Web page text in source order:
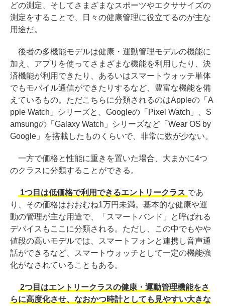
どの測定、そしてさまざまなスポーツやエクササイズの
測定をすることで、日々の健康管理に役立てるのが主な
用途だ。
後者の多機能モデルは健康・運動管理モデルの機能に
加え、アプリを使ってさまざまな機能を利用したり、決
済機能が利用できたり、あるいはスマートウォッチ単体
でもモバイル通信ができたりするなど、豊富な機能を備
えているもの。ただこちらに分類されるのはAppleの「A
pple Watch」シリーズと、Googleの「Pixel Watch」、S
amsungの「Galaxy Watch」シリーズなど「Wear OS by
Google」を搭載したものくらいで、非常に数が少ない。
一方で価格と性能に重きを置いた場合、大まかに4つ
のクラスに分類することができる。
1つ目は低価格で利用できるエントリークラス であ
り、その価格はおおむね1万円未満。基本的な健康や運
動の管理が主な用途で、「スマートバンド」と呼ばれる
デバイスもここに分類される。ただし、この中でもやや
値段の高いモデルでは、スマートフォンと連携し音声通
話ができるなど、スマートウォッチとして一定の機能強
化がなされていることもある。
2つ目はエントリークラスの健康・運動管理機能をさ
らに高度化させ、なおかつ時計としても見やすい大きな